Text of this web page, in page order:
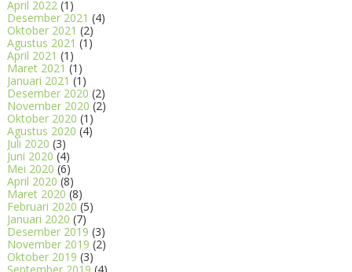
April 2022(1)
Desember 2021 (4)
Oktober 2021 (2)
Agustus 2021 (1)
April 2021 (1)
Maret 2021 (1)
Januari 2021 (1)
Desember 2020 (2)
November 2020 (2)
Oktober 2020 (1)
Agustus 2020 (4)
Juli 2020 (3)
Juni 2020 (4)
Mei 2020 (6)
April 2020 (8)
Maret 2020 (8)
Februari 2020 (5)
Januari 2020 (7)
Desember 2019 (3)
November 2019 (2)
Oktober 2019 (3)